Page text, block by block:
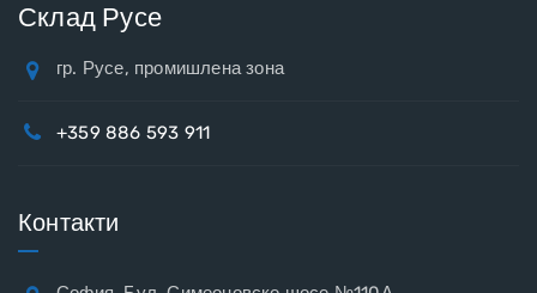
Склад Русе
гр. Русе, промишлена зона
+359 886 593 911
Контакти